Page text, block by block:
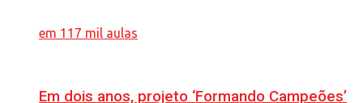
Em dois anos, projeto ‘Formando Campeões’